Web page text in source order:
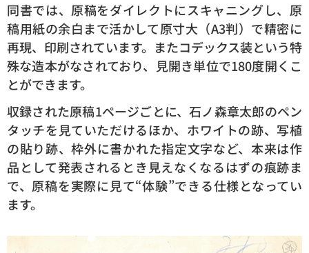
同書では、原稿をダイレクトにスキャニングし、原
稿用紙の余白まで活かして原寸大（A3判）で精密に
再現、印刷されています。またコデックス装という特
殊な造本がなされており、見開き単位で180度開くこ
とができます。
収録された原稿1ページごとに、石ノ森章太郎のペン
タッチを見ていただけるほか、ホワイトの跡、写植
の貼り跡、枠外に書かれた指定文字など、本来は作
品として発表されるとき見えなくなるはずの痕跡ま
で、原稿を実際に見て“体験”できる仕様となってい
ます。